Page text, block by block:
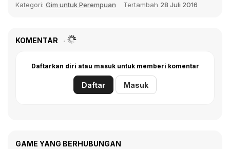
Kategori: Gim untuk Perempuan Tertambah 28 Juli 2016
KOMENTAR
Daftarkan diri atau masuk untuk memberi komentar
Daftar Masuk
GAME YANG BERHUBUNGAN